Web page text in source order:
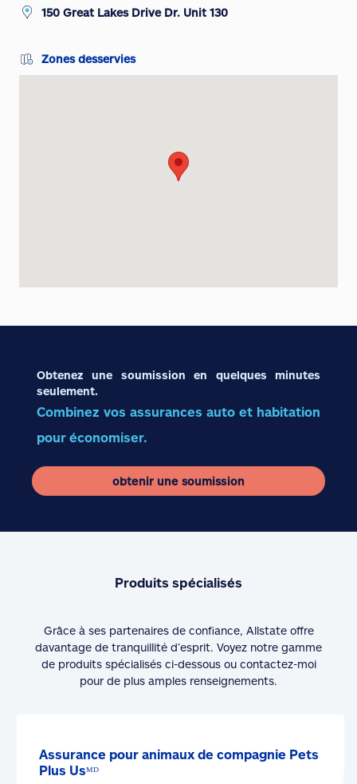
150 Great Lakes Drive Dr. Unit 130
Zones desservies
Obtenez une soumission en quelques minutes
seulement.
Combinez vos assurances auto et habitation
pour économiser.
obtenir une soumission
Produits spécialisés
Grâce à ses partenaires de confiance, Allstate offre
davantage de tranquillité d’esprit. Voyez notre gamme
de produits spécialisés ci-dessous ou contactez-moi
pour de plus amples renseignements.
Assurance pour animaux de compagnie Pets
Plus Usᴹᴰ